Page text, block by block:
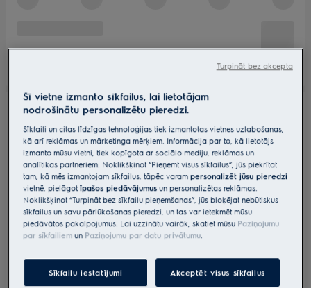
Šī vietne izmanto sīkfailus, lai lietotājam
nodrošinātu personalizētu pieredzi.
Sīkfaili un citas līdzīgas tehnoloģijas tiek izmantotas vietnes uzlabošanas,
kā arī reklāmas un mārketinga mērķiem. Informācija par to, kā lietotājs
izmanto mūsu vietni, tiek kopīgota ar sociālo mediju, reklāmas un
analītikas partneriem. Noklikšķinot “Pieņemt visus sīkfailus”, jūs piekrītat
tam, kā mēs izmantojam sīkfailus, tāpēc varampersonalizēt jūsu pieredzi
vietnē, pielāgotīpašos piedāvājumus un personalizētas reklāmas.
Noklikšķinot “Turpināt bez sīkfailu pieņemšanas”, jūs bloķējat nebūtiskus
sīkfailus un savu pārlūkošanas pieredzi, un tas var ietekmēt mūsu
piedāvātos pakalpojumus. Lai uzzinātu vairāk, skatiet mūsu Paziņojumu
par sīkfailiem un Paziņojumu par datu privātumu.
Sīkfailu iestatījumi Akceptēt visus sīkfailus
Turpināt bez akcepta